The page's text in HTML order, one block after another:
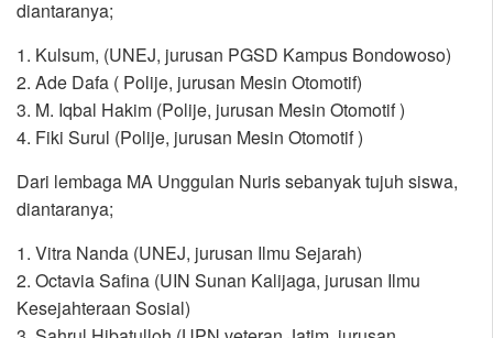
diantaranya;
1. Kulsum, (UNEJ, jurusan PGSD Kampus Bondowoso)
2. Ade Dafa ( Polije, jurusan Mesin Otomotif)
3. M. Iqbal Hakim (Polije, jurusan Mesin Otomotif )
4. Fiki Surul (Polije, jurusan Mesin Otomotif )
Dari lembaga MA Unggulan Nuris sebanyak tujuh siswa,
diantaranya;
1. Vitra Nanda (UNEJ, jurusan Ilmu Sejarah)
2. Octavia Safina (UIN Sunan Kalijaga, jurusan Ilmu
Kesejahteraan Sosial)